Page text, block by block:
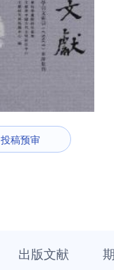
投稿预审
出版文献